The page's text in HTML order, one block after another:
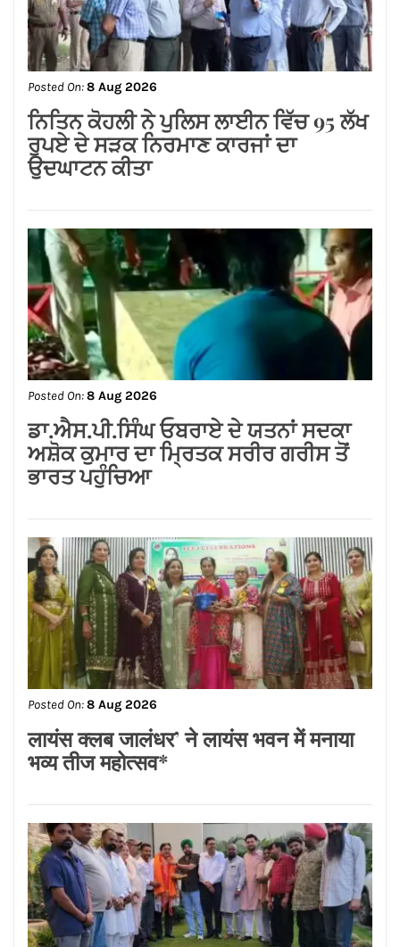
Posted On:8 Aug 2026
जालंधर कैंट के लोगों की लंबे समय से लंबित
समस्याओं का समाधान करवाने के लिए हर स्तर
पर करूंगा प्रयास — अमित तनेजा
Posted On:8 Aug 2026
ਗੁਰਸਿਮਰਨ ਮੰਡ ਤੇ ਸਿੱਖਾਂ ਦੀਆਂ ਭਾਵਨਾਵਾਂ
ਭੜਕਾਉਣ ਦਾ ਪਰਚਾ ਦਰਜ਼ ਕਰਕੇ ਗ੍ਰਿਫਤਾਰ
ਕੀਤਾ ਜਾਵੇ।
Posted On:8 Aug 2026
ਨਿਤਿਨ ਕੋਹਲੀ ਨੇ ਪੁਲਿਸ ਲਾਈਨ ਵਿੱਚ 95 ਲੱਖ
ਰੁਪਏ ਦੇ ਸੜਕ ਨਿਰਮਾਣ ਕਾਰਜਾਂ ਦਾ
ਉਦਘਾਟਨ ਕੀਤਾ
Posted On:8 Aug 2026